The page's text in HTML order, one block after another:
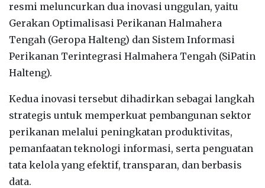
resmi meluncurkan dua inovasi unggulan, yaitu
Gerakan Optimalisasi Perikanan Halmahera
Tengah (Geropa Halteng) dan Sistem Informasi
Perikanan Terintegrasi Halmahera Tengah (SiPatin
Halteng).
Kedua inovasi tersebut dihadirkan sebagai langkah
strategis untuk memperkuat pembangunan sektor
perikanan melalui peningkatan produktivitas,
pemanfaatan teknologi informasi, serta penguatan
tata kelola yang efektif, transparan, dan berbasis
data.